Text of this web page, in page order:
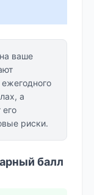
ваше
а
риски.
балл